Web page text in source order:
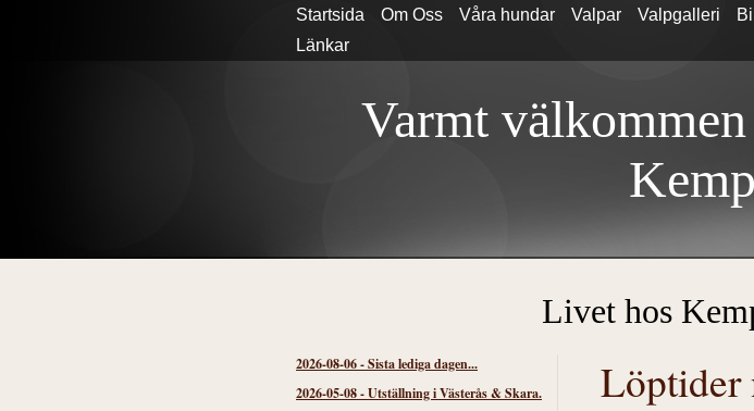
Startsida Om Oss Våra hundar Valpar Valpgalleri
Länkar
Varmt
Kemp
Livet hos
2026-08-06-Sista lediga dagen...
2026-05-08-Utställning i Västerås & Skara.
Löptider